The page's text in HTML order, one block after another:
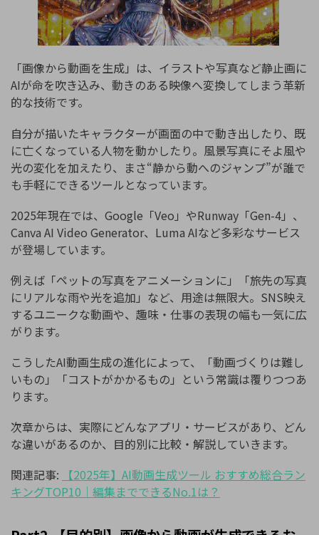
「画像から動画を生成」は、イラストや写真など静止画に
AIが命を吹き込み、動きのある映像へ変換してしまう革新
的な技術です。
自分が描いたキャラクターが画面の中で動き出したり、既
に亡くなっている人物を動かしたり。風景写真にそよ風や
光の変化を加えたり、まさ“静から動へのジャンプ”が誰で
も手軽にできるツールとなっています。
2025年現在では、Google「Veo」やRunway「Gen-4」、
Canva AI Video Generator、Luma AIなど多彩なサービス
が登場しています。
例えば「ペットの写真をアニメーションに」「旅先の写真
にリアルな雨や光を追加」など、用途は無限大。SNS映え
するユニークな動画や、趣味・仕事の表現の幅も一気に広
がります。
こうしたAI動画生成の進化によって、「動画づくりは難し
いもの」「コストがかかるもの」という常識は覆りつつあ
ります。
次章からは、実際にどんなアプリ・サービスがあり、どん
な違いがあるのか、目的別に比較・解説していきます。
関連記事:
【2025年】 AI動画生成ツール おすすめ総合ラン
キングTOP10 ｜編集までできるNo.1は？